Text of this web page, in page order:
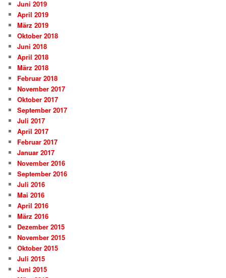
Juni 2019
April 2019
März 2019
Oktober 2018
Juni 2018
April 2018
März 2018
Februar 2018
November 2017
Oktober 2017
September 2017
Juli 2017
April 2017
Februar 2017
Januar 2017
November 2016
September 2016
Juli 2016
Mai 2016
April 2016
März 2016
Dezember 2015
November 2015
Oktober 2015
Juli 2015
Juni 2015